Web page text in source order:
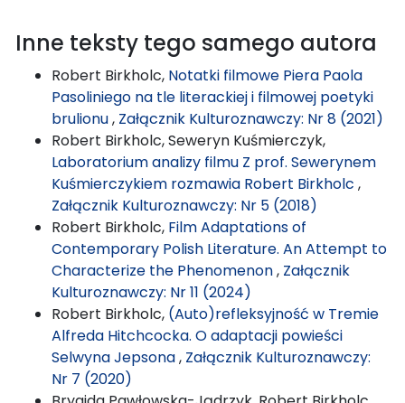
Inne teksty tego samego autora
Robert Birkholc, Notatki filmowe Piera Paola
Pasoliniego na tle literackiej i filmowej poetyki
brulionu, Załącznik Kulturoznawczy: Nr 8 (2021)
Robert Birkholc, Seweryn Kuśmierczyk,
Laboratorium analizy filmu Z prof. Sewerynem
Kuśmierczykiem rozmawia Robert Birkholc ,
Załącznik Kulturoznawczy: Nr 5 (2018)
Robert Birkholc, Film Adaptations of
Contemporary Polish Literature. An Attempt to
Characterize the Phenomenon, Załącznik
Kulturoznawczy: Nr 11 (2024)
Robert Birkholc, (Auto)refleksyjność w Tremie
Alfreda Hitchcocka. O adaptacji powieści
Selwyna Jepsona, Załącznik Kulturoznawczy:
Nr 7 (2020)